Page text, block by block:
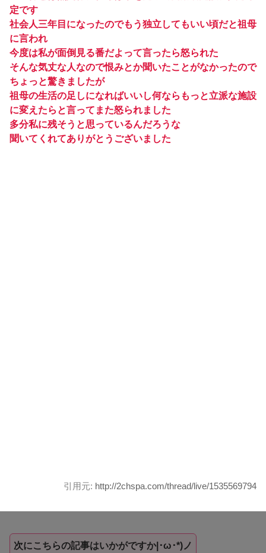
定です
社会人三年目になったのでもう独立してもいい頃だと祖母
に言われ
今度は私が面倒見る番だよって言ったら怒られた
そんな気丈な人なので恨みとか聞いたことがなかったので
ちょっと驚きましたが
祖母の生活の足しになればいいし何ならもっと立派な施設
に変えたらと言ってまた怒られました
多分私に残そうと思っているんだろうな
聞いてくれてありがとうございました
引用元: http://2chspa.com/thread/live/1535569794
次にこちらの記事はいかがですか|･ω･*)ノ